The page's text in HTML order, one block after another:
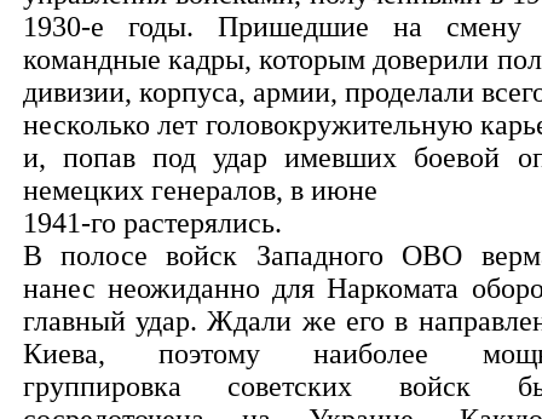
1930-е годы. Пришедшие на смену
командные кадры, которым доверили
дивизии, корпуса, армии, проделали
несколько лет головокружительную
и, попав под удар имевших боевой
немецких генералов, в июне
1941-го растерялись.
В полосе войск Западного ОВО
нанес неожиданно для Наркомата
главный удар. Ждали же его в
Киева, поэтому наиболее
группировка советских войск